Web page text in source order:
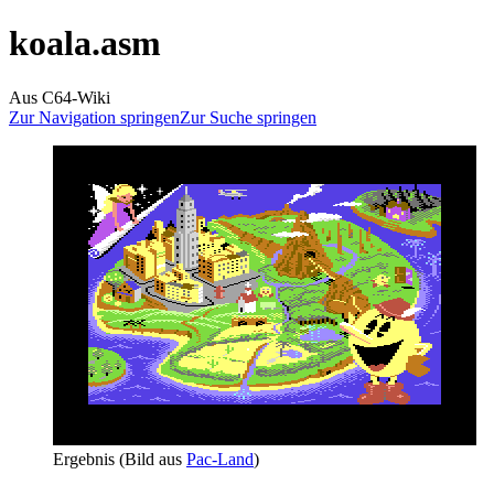
koala.asm
Aus C64-Wiki
Zur Navigation springenZur Suche springen
Ergebnis (Bild aus Pac-Land)